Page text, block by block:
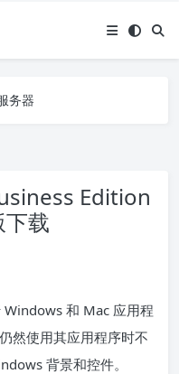
务器
间推送
器
Edition
载
和 Mac 应用程
然使用其应用程序时不
背景和控件。